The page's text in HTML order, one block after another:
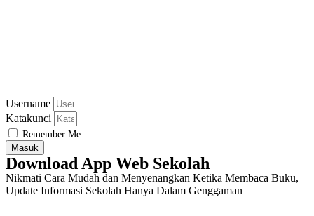
Username
Katakunci
Remember Me
Masuk
Download App Web Sekolah
Nikmati Cara Mudah dan Menyenangkan Ketika Membaca Buku,
Update Informasi Sekolah Hanya Dalam Genggaman